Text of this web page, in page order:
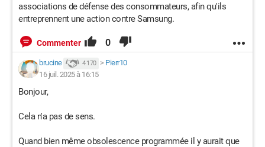
associations de défense des consommateurs, afin qu'ils
entreprennent une action contre Samsung.
Commenter 0
brucine 4 170 > Pierr10
16 juil. 2025 à 16:15
Bonjour,
Cela n'a pas de sens.
Quand bien même obsolescence programmée il y aurait que